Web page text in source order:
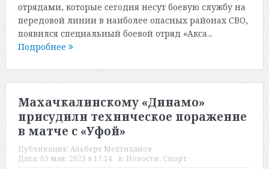
отрядами, которые сегодня несут боевую службу на
передовой линии в наиболее опасных районах СВО,
появился специальный боевой отряд «Акса...
Подробнее
Махачкалинскому «Динамо»
присудили техническое поражение
в матче с «Уфой»
Публикация: Альберт Мехтиханов
Дата: 05 мая, 2023 в 17:14 в: Новости, Спорт